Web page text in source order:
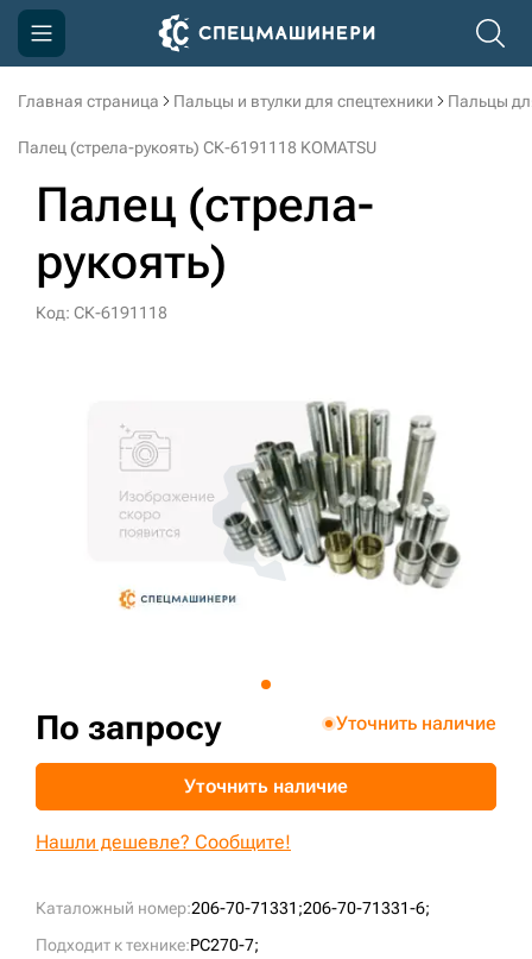
Главная страница Пальцы и втулки для спецтехники Пальцы
Палец (стрела-рукоять) СК-6191118 KOMATSU
Палец (стрела-
рукоять)
Код: СК-6191118
Каталожный номер:206-70-71331;206-70-71331-6;
Подходит к технике:PC270-7;
По запросу Уточнить наличие
Уточнить наличие
Нашли дешевле? Сообщите!
Компания
Доставка и оплата
Информация
Контакты
sksale@skdst.ru
+7 (499) 394-50-93